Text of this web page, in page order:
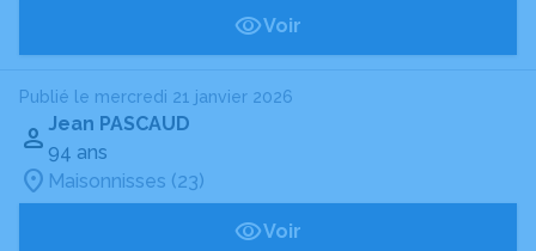
Voir
Publié le mercredi 21 janvier 2026
Jean PASCAUD
94 ans
Maisonnisses (23)
Voir